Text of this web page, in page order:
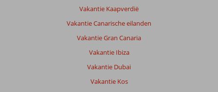
Vakantie Kaapverdië
Vakantie Canarische eilanden
Vakantie Gran Canaria
Vakantie Ibiza
Vakantie Dubai
Vakantie Kos